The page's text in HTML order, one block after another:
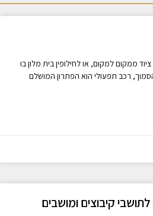
למקום, או לחילופין בית מלון בו
רכב תפעולי הוא הפתרון המושלם
קיבוצים ומושבים